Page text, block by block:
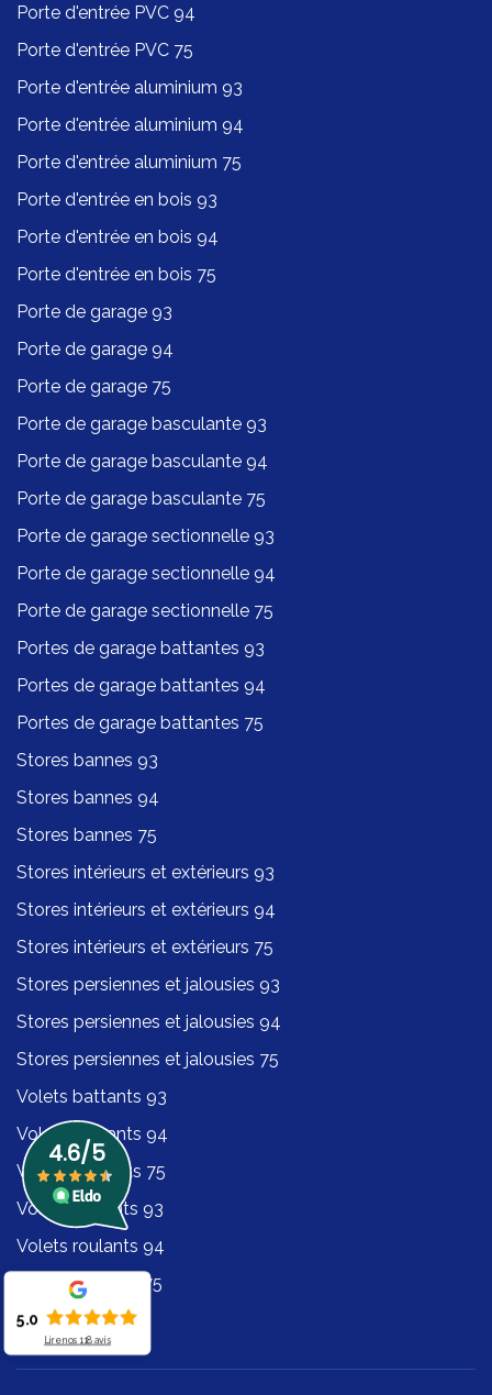
Porte d'entrée PVC 94
Porte d'entrée PVC 75
Porte d'entrée aluminium 93
Porte d'entrée aluminium 94
Porte d'entrée aluminium 75
Porte d'entrée en bois 93
Porte d'entrée en bois 94
Porte d'entrée en bois 75
Porte de garage 93
Porte de garage 94
Porte de garage 75
Porte de garage basculante 93
Porte de garage basculante 94
Porte de garage basculante 75
Porte de garage sectionnelle 93
Porte de garage sectionnelle 94
Porte de garage sectionnelle 75
Portes de garage battantes 93
Portes de garage battantes 94
Portes de garage battantes 75
Stores bannes 93
Stores bannes 94
Stores bannes 75
Stores intérieurs et extérieurs 93
Stores intérieurs et extérieurs 94
Stores intérieurs et extérieurs 75
Stores persiennes et jalousies 93
Stores persiennes et jalousies 94
Stores persiennes et jalousies 75
Volets battants 93
Volets battants 94
Volets battants 75
Volets roulants 93
Volets roulants 94
Volets roulants 75
5.0
Lire nos 118 avis